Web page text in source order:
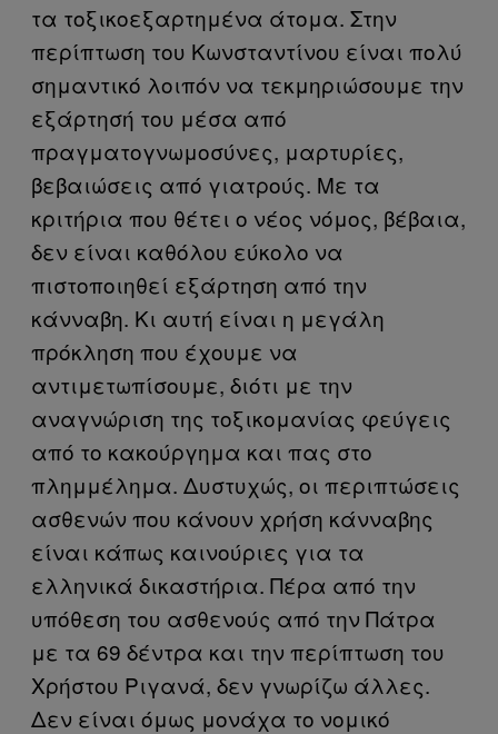
τα τοξικοεξαρτημένα άτομα. Στην
περίπτωση του Κωνσταντίνου είναι πολύ
σημαντικό λοιπόν να τεκμηριώσουμε την
εξάρτησή του μέσα από
πραγματογνωμοσύνες, μαρτυρίες,
βεβαιώσεις από γιατρούς. Με τα
κριτήρια που θέτει ο νέος νόμος, βέβαια,
δεν είναι καθόλου εύκολο να
πιστοποιηθεί εξάρτηση από την
κάνναβη. Κι αυτή είναι η μεγάλη
πρόκληση που έχουμε να
αντιμετωπίσουμε, διότι με την
αναγνώριση της τοξικομανίας φεύγεις
από το κακούργημα και πας στο
πλημμέλημα. Δυστυχώς, οι περιπτώσεις
ασθενών που κάνουν χρήση κάνναβης
είναι κάπως καινούριες για τα
ελληνικά δικαστήρια. Πέρα από την
υπόθεση του ασθενούς από την Πάτρα
με τα 69 δέντρα και την περίπτωση του
Χρήστου Ριγανά, δεν γνωρίζω άλλες.
Δεν είναι όμως μονάχα το νομικό